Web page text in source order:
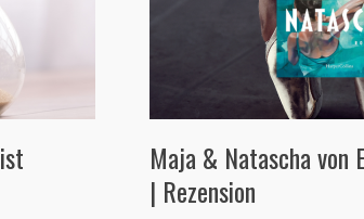
Maja & Natascha von
| Rezension